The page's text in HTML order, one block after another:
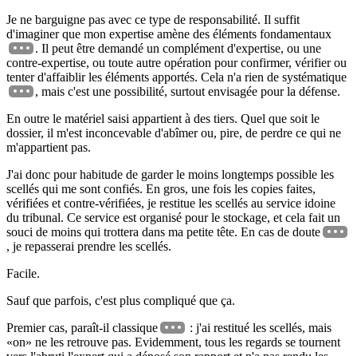
Je ne barguigne pas avec ce type de responsabilité. Il suffit
d'imaginer que mon expertise amène des éléments fondamentaux
. Il peut être demandé un complément d'expertise, ou une
contre-expertise, ou toute autre opération pour confirmer, vérifier ou
tenter d'affaiblir les éléments apportés. Cela n'a rien de systématique
, mais c'est une possibilité, surtout envisagée pour la défense.
En outre le matériel saisi appartient à des tiers. Quel que soit le
dossier, il m'est inconcevable d'abîmer ou, pire, de perdre ce qui ne
m'appartient pas.
J'ai donc pour habitude de garder le moins longtemps possible les
scellés qui me sont confiés. En gros, une fois les copies faites,
vérifiées et contre-vérifiées, je restitue les scellés au service idoine
du tribunal. Ce service est organisé pour le stockage, et cela fait un
souci de moins qui trottera dans ma petite tête. En cas de doute
, je repasserai prendre les scellés.
Facile.
Sauf que parfois, c'est plus compliqué que ça.
Premier cas, paraît-il classique
: j'ai restitué les scellés, mais
on
ne les retrouve pas. Evidemment, tous les regards se tournent